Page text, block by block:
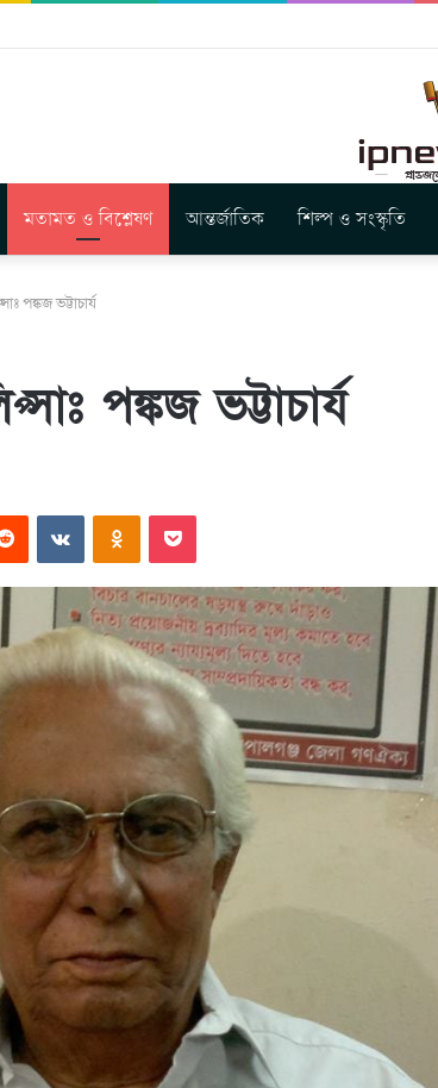
হতে যাচ্ছে দি রাবুগার নতুন গান ‘Baljanggi’
মতামত ও বিশ্লেষণ আন্তর্জাতিক শিল্প ও সংস্কৃতি
পঙ্কজ ভট্টাচার্য
পঙ্কজ ভট্টাচার্য